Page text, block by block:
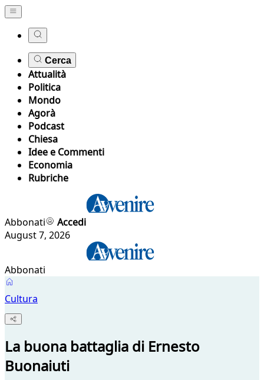
Cerca
Attualità
Politica
Mondo
Agorà
Podcast
Chiesa
Idee e Commenti
Economia
Rubriche
Abbonati
Accedi
August 7, 2026
Abbonati
Cultura
La buona battaglia di Ernesto
Buonaiuti